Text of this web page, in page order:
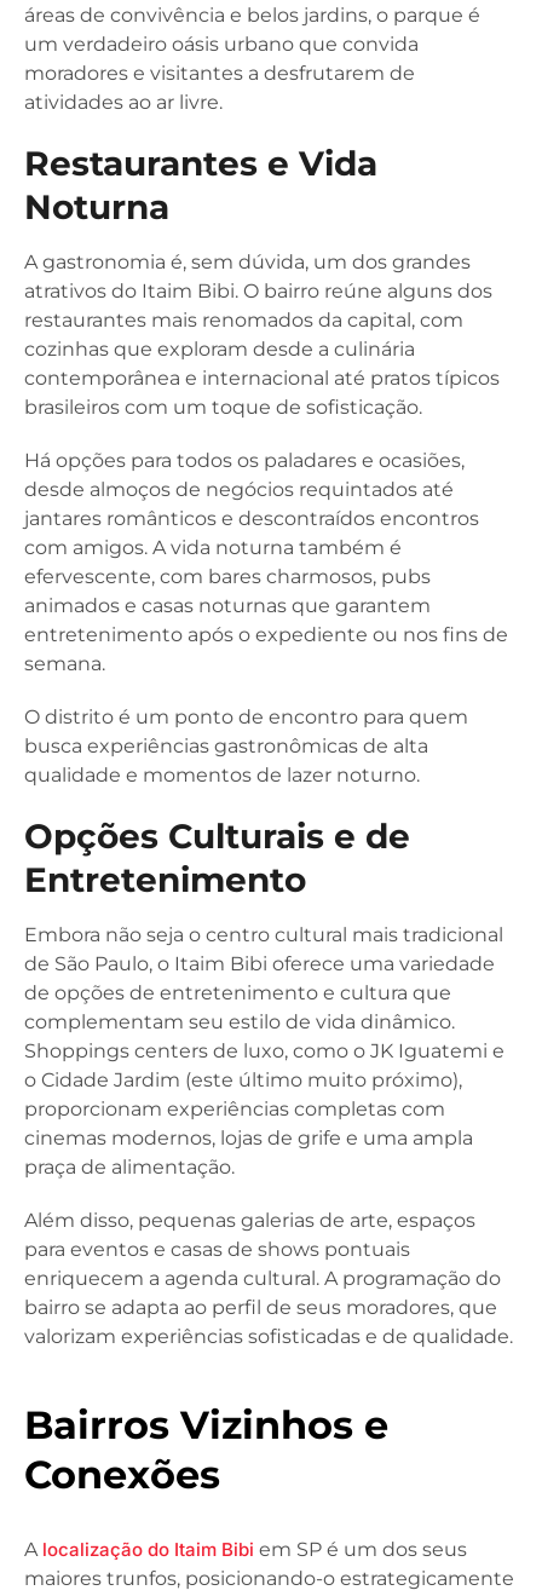
áreas de convivência e belos jardins, o parque é
um verdadeiro oásis urbano que convida
moradores e visitantes a desfrutarem de
atividades ao ar livre.
Restaurantes e Vida
Noturna
A gastronomia é, sem dúvida, um dos grandes
atrativos do Itaim Bibi. O bairro reúne alguns dos
restaurantes mais renomados da capital, com
cozinhas que exploram desde a culinária
contemporânea e internacional até pratos típicos
brasileiros com um toque de sofisticação.
Há opções para todos os paladares e ocasiões,
desde almoços de negócios requintados até
jantares românticos e descontraídos encontros
com amigos. A vida noturna também é
efervescente, com bares charmosos, pubs
animados e casas noturnas que garantem
entretenimento após o expediente ou nos fins de
semana.
O distrito é um ponto de encontro para quem
busca experiências gastronômicas de alta
qualidade e momentos de lazer noturno.
Opções Culturais e de
Entretenimento
Embora não seja o centro cultural mais tradicional
de São Paulo, o Itaim Bibi oferece uma variedade
de opções de entretenimento e cultura que
complementam seu estilo de vida dinâmico.
Shoppings centers de luxo, como o JK Iguatemi e
o Cidade Jardim (este último muito próximo),
proporcionam experiências completas com
cinemas modernos, lojas de grife e uma ampla
praça de alimentação.
Além disso, pequenas galerias de arte, espaços
para eventos e casas de shows pontuais
enriquecem a agenda cultural. A programação do
bairro se adapta ao perfil de seus moradores, que
valorizam experiências sofisticadas e de qualidade.
Bairros Vizinhos e
Conexões
A localização do Itaim Bibi em SP é um dos seus
maiores trunfos, posicionando-o estrategicamente